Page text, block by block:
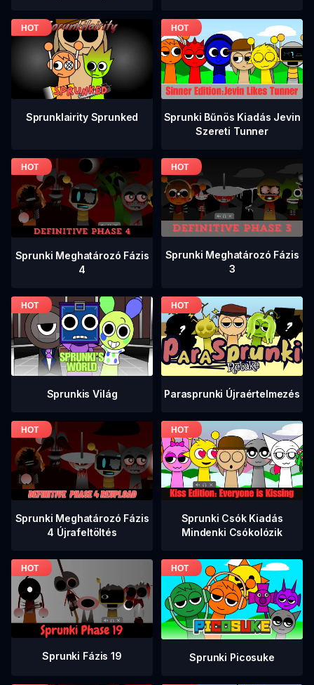
Sprunklairity Sprunked
Sprunki Bűnös Kiadás Jevin
Szereti Tunner
Sprunki Meghatározó Fázis
4
Sprunki Meghatározó Fázis
3
Sprunkis Világ Parasprunki Újraértelmezés
Sprunki Meghatározó Fázis
4 Újrafeltöltés
Sprunki Csók Kiadás
Mindenki Csókolózik
Sprunki Fázis 19 Sprunki Picosuke